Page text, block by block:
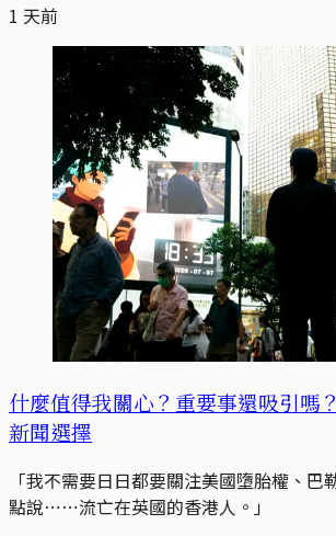
1 天前
什麼值得我關心？重要事還吸引嗎
新聞選擇
「我不需要日日都要關注美國墮胎權、巴
點說⋯⋯流亡在英國的香港人。」